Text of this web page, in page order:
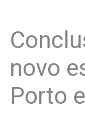
novo
Porto